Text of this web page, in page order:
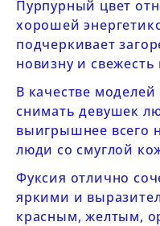
Пурпурный цвет
хорошей
подчеркивает
новизну и
В качестве
снимать девушек
выигрышнее всего
люди со смуглой
Фуксия отлично
яркими и
красным, желтым,